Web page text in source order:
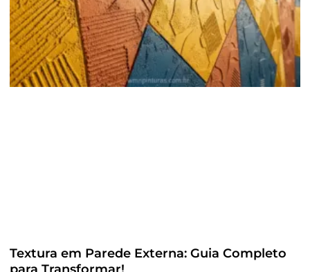
Textura em Parede Externa: Guia Completo